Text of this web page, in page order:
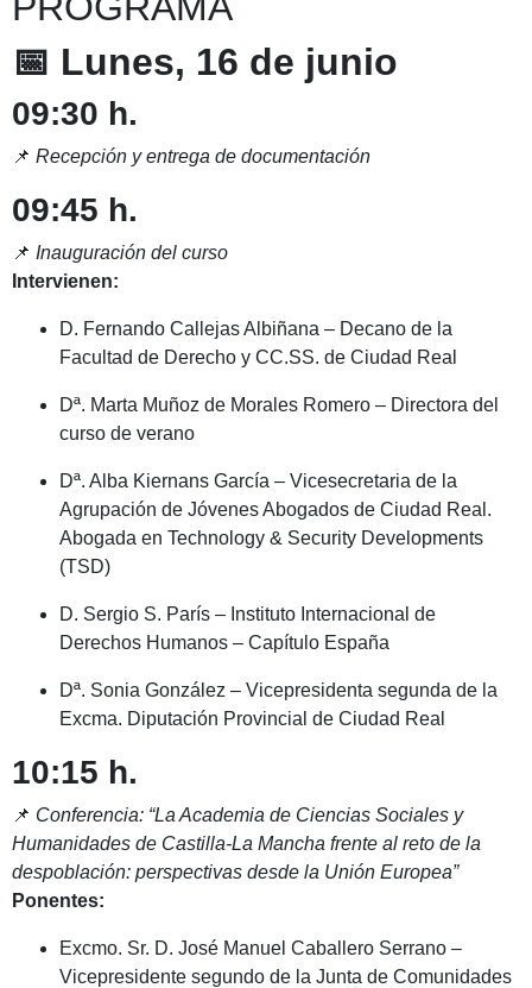
📅 Lunes, 16 de junio
09:30 h.
📌 Recepción y entrega de documentación
09:45 h.
📌 Inauguración del curso
Intervienen:
D. Fernando Callejas Albiñana – Decano de la
Facultad de Derecho y CC.SS. de Ciudad Real
Dª. Marta Muñoz de Morales Romero – Directora del
curso de verano
Dª. Alba Kiernans García – Vicesecretaria de la
Agrupación de Jóvenes Abogados de Ciudad Real.
Abogada en Technology & Security Developments
(TSD)
D. Sergio S. París – Instituto Internacional de
Derechos Humanos – Capítulo España
Dª. Sonia González – Vicepresidenta segunda de la
Excma. Diputación Provincial de Ciudad Real
10:15 h.
📌 Conferencia: “La Academia de Ciencias Sociales y
Humanidades de Castilla-La Mancha frente al reto de la
despoblación: perspectivas desde la Unión Europea”
Ponentes:
Excmo. Sr. D. José Manuel Caballero Serrano –
Vicepresidente segundo de la Junta de Comunidades